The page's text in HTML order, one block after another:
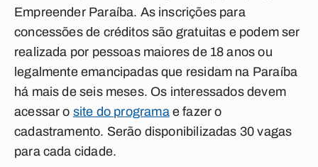
Empreender Paraíba. As inscrições para
concessões de créditos são gratuitas e podem ser
realizada por pessoas maiores de 18 anos ou
legalmente emancipadas que residam na Paraíba
há mais de seis meses. Os interessados devem
acessar o site do programae fazer o
cadastramento. Serão disponibilizadas 30 vagas
para cada cidade.